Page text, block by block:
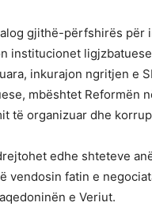
gjithë-përfshirës për
institucionet
inkurajon ngritjen e
mbështet Reformën
të organizuar dhe
edhe shteteve
vendosin fatin e
e Veriut.